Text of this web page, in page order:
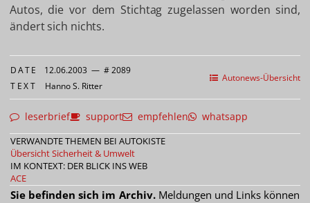
Autos, die vor dem Stichtag zugelassen worden sind,
ändert sich nichts.
Autonews-Übersicht
DATE 12.06.2003 — # 2089
TEXT Hanno S. Ritter
leserbrief support empfehlen whatsapp
VERWANDTE THEMEN BEI AUTOKISTE
Übersicht Sicherheit & Umwelt
IM KONTEXT: DER BLICK INS WEB
ACE
Sie befinden sich im Archiv.Meldungen und Links können